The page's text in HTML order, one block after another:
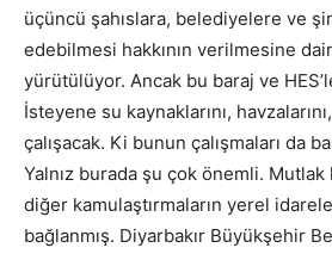
üçüncü şahıslara, belediyelere ve
edebilmesi hakkının verilmesine
yürütülüyor. Ancak bu baraj ve
İsteyene su kaynaklarını,
çalışacak. Ki bunun çalışmaları da
Yalnız burada şu çok önemli. Mutlak
diğer kamulaştırmaların yerel
bağlanmış. Diyarbakır Büyükşehir